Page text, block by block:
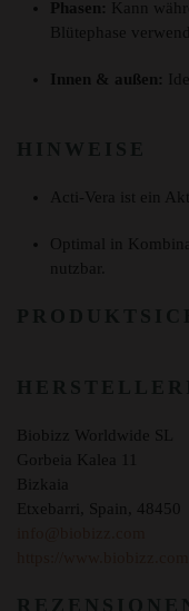
Phasen: Kann
Blütephase
Innen & außen:
Acti-Vera ist ein
Optimal in
nutzbar.
Biobizz Worldwide SL
Gorbeia Kalea 11
Bizkaia
Etxebarri, Spain, 48450